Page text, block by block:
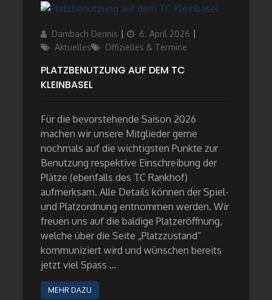
Author
Dambach Dennis
Updated
on
6. April 2026
Aktuelles
Offizielles & Termine
PLATZBENUTZUNG AUF DEM TC
KLEINBASEL
Für die bevorstehende Saison 2026
machen wir unsere Mitglieder gerne
nochmals auf die wichtigsten Punkte zur
Benutzung respektive Einschreibung der
Plätze (ebenfalls des TC Rankhof)
aufmerksam. Alle Details können der Spiel-
und Platzordnung entnommen werden. Wir
freuen uns auf die baldige Platzeröffnung,
welche über die Seite „Platzzustand“
kommuniziert wird und wünschen bereits
jetzt viel Spass …
MEHR DAZU